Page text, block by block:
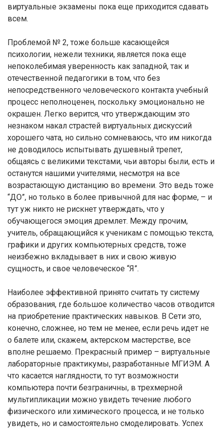
виртуальные экзамены пока еще приходится сдавать
всем.
Проблемой № 2, тоже больше касающейся
психологии, нежели техники, является пока еще
непоколебимая уверенность как западной, так и
отечественной педагогики в том, что без
непосредственного человеческого контакта учебный
процесс неполноценен, поскольку эмоционально не
окрашен. Легко верится, что утверждающим это
незнаком накал страстей виртуальных дискуссий
хорошего чата, но сильно сомневаюсь, что им никогда
не доводилось испытывать душевный трепет,
общаясь с великими текстами, чьи авторы были, есть и
останутся нашими учителями, несмотря на все
возрастающую дистанцию во времени. Это ведь тоже
“ДО”, но только в более привычной для нас форме, – и
тут уж никто не рискнет утверждать, что у
обучающегося эмоция дремлет. Между прочим,
учитель, обращающийся к ученикам с помощью текста,
графики и других компьютерных средств, тоже
неизбежно вкладывает в них и свою живую
сущность, и свое человеческое “Я”.
Наиболее эффективной принято считать ту систему
образования, где большое количество часов отводится
на приобретение практических навыков. В Сети это,
конечно, сложнее, но тем не менее, если речь идет не
о балете или, скажем, актерском мастерстве, все
вполне решаемо. Прекрасный пример – виртуальные
лабораторные практикумы, разработанные МГИЭМ. А
что касается наглядности, то тут возможности
компьютера почти безграничны, в трехмерной
мультипликации можно увидеть течение любого
физического или химического процесса, и не только
увидеть, но и самостоятельно смоделировать. Успех